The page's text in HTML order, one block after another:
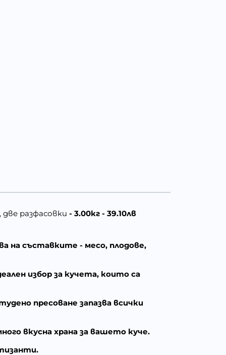
разфасовки - 3.00кг - 39.10лв
на съставките - месо, плодове,
избор за кучета, които са
пресоване запазва всички
вкусна храна за вашето куче.